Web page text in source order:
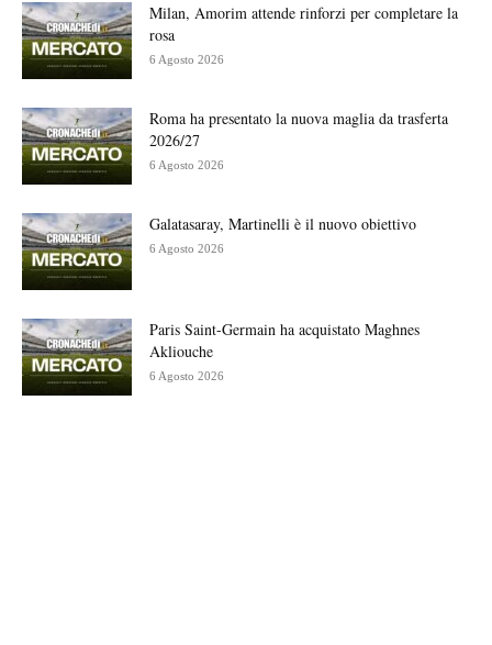
Milan, Amorim attende rinforzi per completare la
rosa
6 Agosto 2026
Roma ha presentato la nuova maglia da trasferta
2026/27
6 Agosto 2026
Galatasaray, Martinelli è il nuovo obiettivo
6 Agosto 2026
Paris Saint-Germain ha acquistato Maghnes
Akliouche
6 Agosto 2026